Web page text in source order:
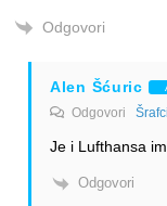
Odgovori
Alen Šćuric
Odgovori
Je i Lufthansa
Odgovori